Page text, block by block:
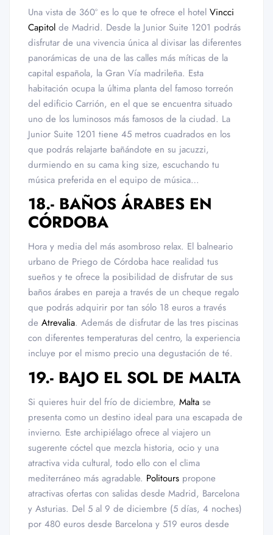
Una vista de 360º es lo que te ofrece el hotel Vincci
Capitol de Madrid. Desde la Junior Suite 1201 podrás
disfrutar de una vivencia única al divisar las diferentes
panorámicas de una de las calles más míticas de la
capital española, la Gran Vía madrileña. Esta
habitación ocupa la última planta del famoso torreón
del edificio Carrión, en el que se encuentra situado
uno de los luminosos más famosos de la ciudad. La
Junior Suite 1201 tiene 45 metros cuadrados en los
que podrás relajarte bañándote en su jacuzzi,
durmiendo en su cama king size, escuchando tu
música preferida en el equipo de música…
18.- BAÑOS ÁRABES EN
CÓRDOBA
Hora y media del más asombroso relax. El balneario
urbano de Priego de Córdoba hace realidad tus
sueños y te ofrece la posibilidad de disfrutar de sus
baños árabes en pareja a través de un cheque regalo
que podrás adquirir por tan sólo 18 euros a través
de Atrevalia. Además de disfrutar de las tres piscinas
con diferentes temperaturas del centro, la experiencia
incluye por el mismo precio una degustación de té.
19.- BAJO EL SOL DE MALTA
Si quieres huir del frío de diciembre, Malta se
presenta como un destino ideal para una escapada de
invierno. Este archipiélago ofrece al viajero un
sugerente cóctel que mezcla historia, ocio y una
atractiva vida cultural, todo ello con el clima
mediterráneo más agradable. Politours propone
atractivas ofertas con salidas desde Madrid, Barcelona
y Asturias. Del 5 al 9 de diciembre (5 días, 4 noches)
por 480 euros desde Barcelona y 519 euros desde